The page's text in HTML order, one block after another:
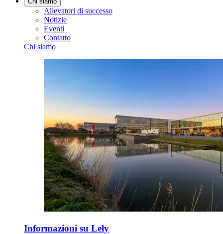
Allevatori di successo
Notizie
Eventi
Contatto
Chi siamo
Informazioni su Lely